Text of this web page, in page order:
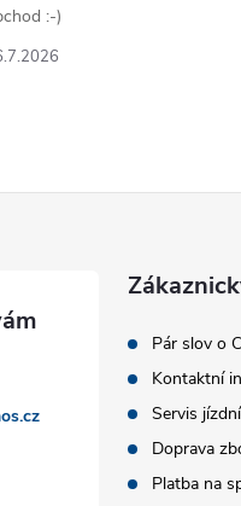
:-)
Pár slov o
Kontaktní
Servis
Doprava
Platba na